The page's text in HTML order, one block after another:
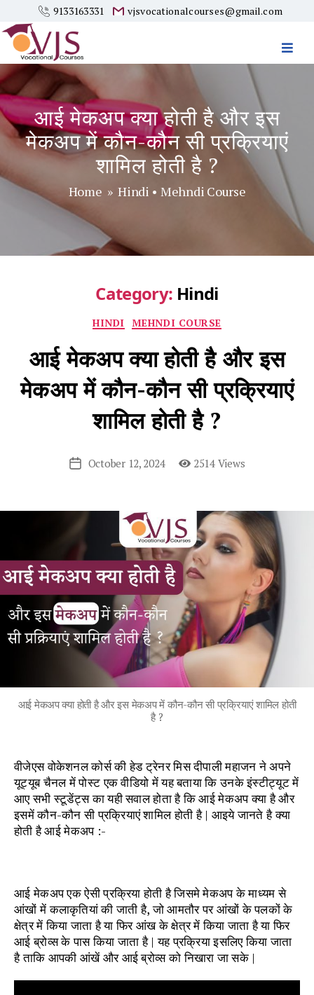
9133163331 vjsvocationalcourses@gmail.com
Vjs
Vocational
Courses
आई मेकअप क्या होती है और इस
मेकअप में कौन-कौन सी प्रक्रियाएं
शामिल होती है ?
Home »Hindi • Mehndi Course
Category: Hindi
Categories
HINDI MEHNDI COURSE
आई मेकअप क्या होती है और इस
मेकअप में कौन-कौन सी प्रक्रियाएं
शामिल होती है ?
PostOctober 12, 2024 2514 Views
आई मेकअप क्या होती है और इस मेकअप में कौन-कौन सी प्रक्रियाएं शामिल होती
है ?
वीजेएस वोकेशनल कोर्स की हेड ट्रेनर मिस दीपाली महाजन ने अपने
यूट्यूब चैनल में पोस्ट एक वीडियो में यह बताया कि उनके इंस्टीट्यूट में
आए सभी स्टूडेंट्स का यही सवाल होता है कि आई मेकअप क्या है और
इसमें कौन-कौन सी प्रक्रियाएं शामिल होती है | आइये जानते है क्या
होती है आई मेकअप :-
आई मेकअप एक ऐसी प्रक्रिया होती है जिसमे मेकअप के माध्यम से
आंखों में कलाकृतियां की जाती है, जो आमतौर पर आंखों के पलकों के
क्षेत्र में किया जाता है या फिर आंख के क्षेत्र में किया जाता है या फिर
आई ब्रोव्स के पास किया जाता है | यह प्रक्रिया इसलिए किया जाता
है ताकि आपकी आंखें और आई ब्रोव्स को निखारा जा सके |